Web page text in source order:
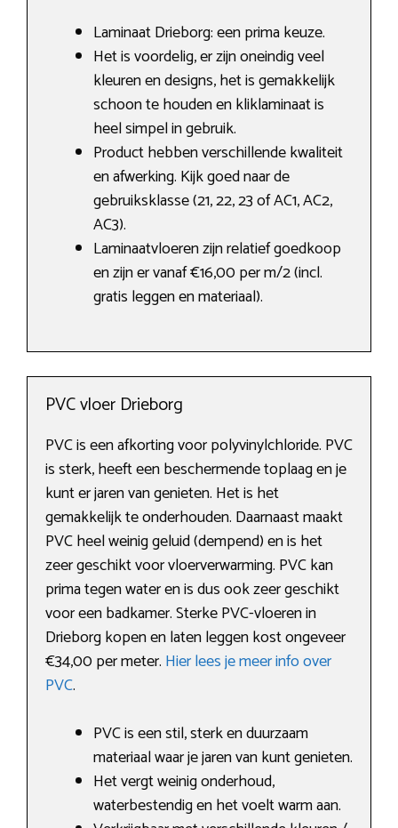
Laminaat Drieborg: een prima keuze.
Het is voordelig, er zijn oneindig veel
kleuren en designs, het is gemakkelijk
schoon te houden en kliklaminaat is
heel simpel in gebruik.
Product hebben verschillende kwaliteit
en afwerking. Kijk goed naar de
gebruiksklasse (21, 22, 23 of AC1, AC2,
AC3).
Laminaatvloeren zijn relatief goedkoop
en zijn er vanaf €16,00 per m/2 (incl.
gratis leggen en materiaal).
PVC vloer Drieborg
PVC is een afkorting voor polyvinylchloride. PVC
is sterk, heeft een beschermende toplaag en je
kunt er jaren van genieten. Het is het
gemakkelijk te onderhouden. Daarnaast maakt
PVC heel weinig geluid (dempend) en is het
zeer geschikt voor vloerverwarming. PVC kan
prima tegen water en is dus ook zeer geschikt
voor een badkamer. Sterke PVC-vloeren in
Drieborg kopen en laten leggen kost ongeveer
€34,00 per meter. Hier lees je meer info over
PVC.
PVC is een stil, sterk en duurzaam
materiaal waar je jaren van kunt genieten.
Het vergt weinig onderhoud,
waterbestendig en het voelt warm aan.